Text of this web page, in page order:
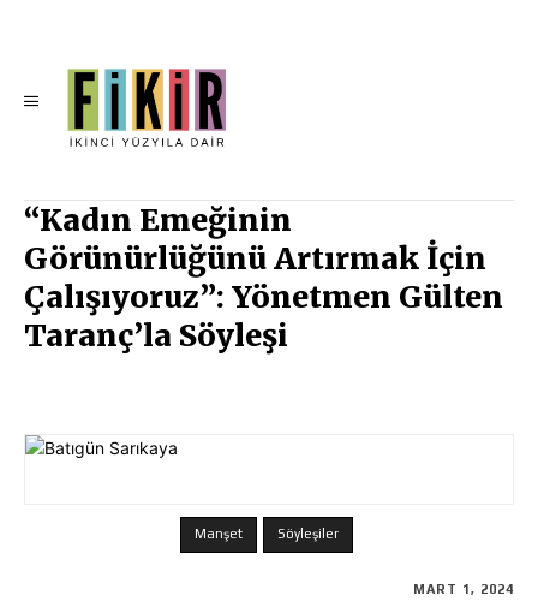
“Kadın Emeğinin
Görünürlüğünü Artırmak İçin
Çalışıyoruz”: Yönetmen Gülten
Taranç’la Söyleşi
Manşet Söyleşiler
MART 1, 2024